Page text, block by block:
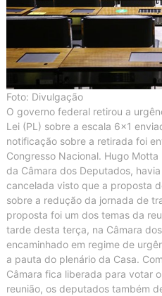
Foto: Divulgação
O governo federal retirou a
Lei (PL) sobre a escala 6×1
notificação sobre a retirada foi
Congresso Nacional. Hugo
da Câmara dos Deputados,
cancelada visto que a proposta
sobre a redução da jornada de
proposta foi um dos temas da
tarde desta terça, na Câmara
encaminhado em regime de
a pauta do plenário da Casa.
Câmara fica liberada para votar
reunião, os deputados também